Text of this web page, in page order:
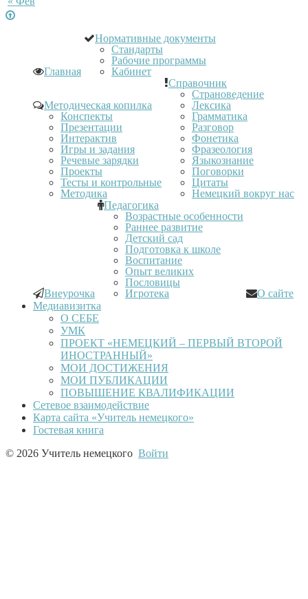
Главная
Нормативные документы
Стандарты
Рабочие программы
Кабинет
Методическая копилка
Конспекты
Презентации
Интерактив
Игры и задания
Речевые зарядки
Проекты
Тесты и контрольные
Методика
Справочник
Страноведение
Лексика
Грамматика
Разговор
Фонетика
Фразеология
Языкознание
Поговорки
Цитаты
Немецкий вокруг нас
Внеурочка
Педагогика
Возрастные особенности
Раннее развитие
Детский сад
Подготовка к школе
Воспитание
Опыт великих
Пословицы
Игротека
О сайте
Медиавизитка
О СЕБЕ
УМК
ПРОЕКТ «НЕМЕЦКИЙ – ПЕРВЫЙ ВТОРОЙ
ИНОСТРАННЫЙ»
МОИ ДОСТИЖЕНИЯ
МОИ ПУБЛИКАЦИИ
ПОВЫШЕНИЕ КВАЛИФИКАЦИИ
Сетевое взаимодействие
Карта сайта «Учитель немецкого»
Гостевая книга
© 2026 Учитель немецкого Войти